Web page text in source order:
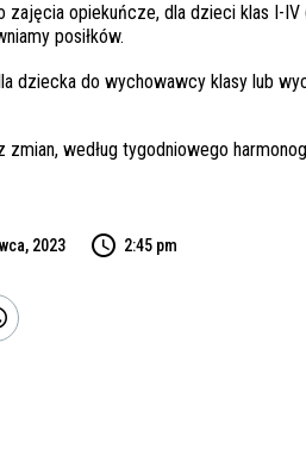
zajęcia opiekuńcze, dla dzieci klas I-
posiłków.
dziecka do wychowawcy klasy lub
według tygodniowego
2023 2:45 pm